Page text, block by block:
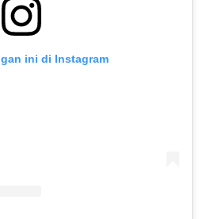
ini di Instagram